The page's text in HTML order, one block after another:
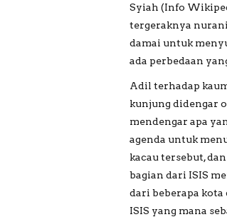
Syiah (Info
tergeraknya
damai untuk
ada perbedaan
Adil terhadap
kunjung didengar
mendengar apa
agenda untuk
kacau tersebut,
bagian dari ISIS
dari beberapa
ISIS yang mana